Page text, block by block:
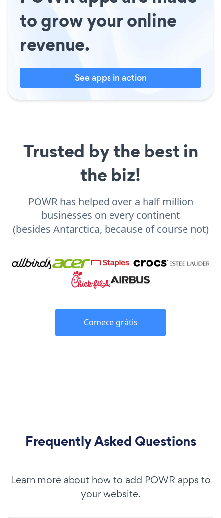
to grow your online
revenue.
See apps in action
Trusted by the best in
the biz!
POWR has helped over a half million
businesses on every continent
(besides Antarctica, because of course not)
Comece grátis
Frequently Asked Questions
Learn more about how to add POWR apps to
your website.